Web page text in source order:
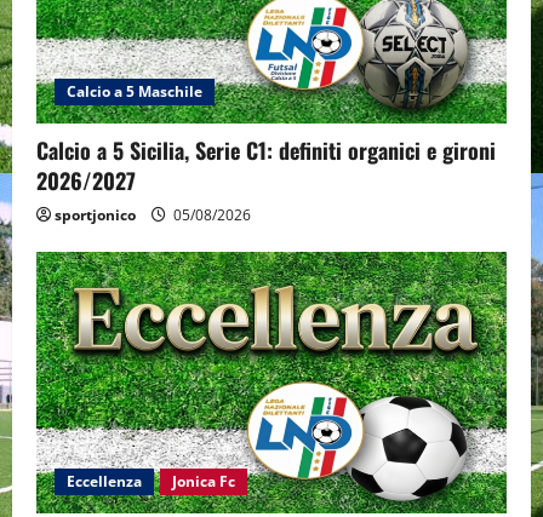
Calcio a 5 Maschile
Calcio a 5 Sicilia, Serie C1: definiti organici e gironi
2026/2027
sportjonico 05/08/2026
Eccellenza Jonica Fc